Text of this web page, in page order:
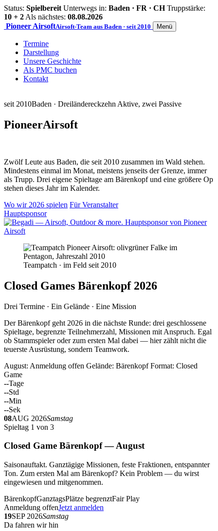
Status: Spielbereit Unterwegs in: Baden · FR · CH Truppstärke:
10 + 2 Als nächstes: 08.08.2026
Pioneer AirsoftAirsoft-Team aus Baden · seit 2010 Menü
Termine
Darstellung
Unsere Geschichte
Als PMC buchen
Kontakt
seit 2010Baden · Dreiländereckzehn Aktive, zwei Passive
PioneerAirsoft
Zwölf Leute aus Baden, die seit 2010 zusammen im Wald stehen.
Mindestens einmal im Monat, meistens jenseits der Grenze, immer
als Trupp. Drei eigene Spieltage am Bärenkopf und eine größere Op
stehen dieses Jahr im Kalender.
Wo wir 2026 spielen Für Veranstalter
Hauptsponsor
Teampatch · im Feld seit 2010
Closed Games Bärenkopf 2026
Drei Termine · Ein Gelände · Eine Mission
Der Bärenkopf geht 2026 in die nächste Runde: drei geschlossene
Spieltage, begrenzte Teilnehmerzahl, Missionen mit Anspruch. Egal
ob Stammspieler oder zum ersten Mal dabei — hier zählt nicht die
teuerste Ausrüstung, sondern Teamwork.
August: Anmeldung offen Gelände: Bärenkopf Format: Closed
Game
--Tage
--Std
--Min
--Sek
08AUG 2026Samstag
Spieltag 1 von 3
Closed Game Bärenkopf — August
Saisonauftakt. Ganztägige Missionen, feste Fraktionen, entspannter
Ton. Zum ersten Mal am Bärenkopf? Kein Problem — du wirst
eingewiesen und mitgenommen.
BärenkopfGanztagsPlätze begrenztFair Play
Anmeldung offenJetzt anmelden
19SEP 2026Samstag
Da fahren wir hin